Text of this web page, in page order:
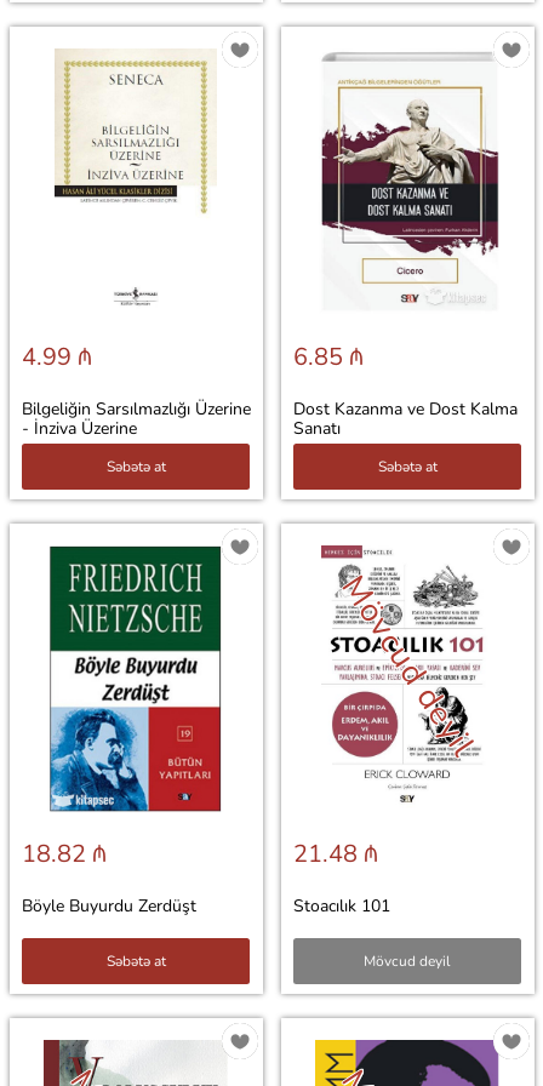
4.99 ₼
Bilgeliğin Sarsılmazlığı Üzerine
- İnziva Üzerine
Səbətə at
6.85 ₼
Dost Kazanma ve Dost Kalma
Sanatı
Səbətə at
18.82 ₼
Böyle Buyurdu Zerdüşt
Səbətə at
Mövcud deyil
21.48 ₼
Stoacılık 101
Mövcud deyil